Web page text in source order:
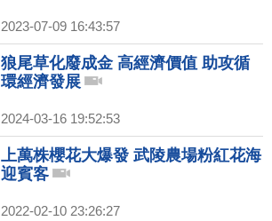
2023-07-09 16:43:57
狼尾草化廢成金 高經濟價值 助攻循
環經濟發展
2024-03-16 19:52:53
上萬株櫻花大爆發 武陵農場粉紅花海
迎賓客
2022-02-10 23:26:27